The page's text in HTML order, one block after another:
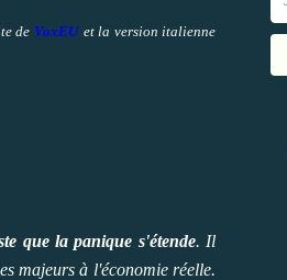
de VoxEU et la version italienne
que la panique s'étende. Il
majeurs à l'économie réelle.